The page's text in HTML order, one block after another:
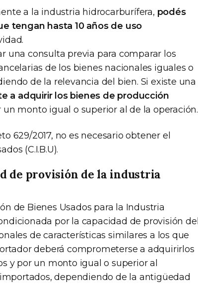
a la industria hidrocarburífera, podés
tengan hasta 10 años de uso
una consulta previa para comparar los
de los bienes nacionales iguales o
de la relevancia del bien. Si existe una
a adquirir los bienes de producción
un monto igual o superior al de la operación.
629/2017, no es necesario obtener el
(C.I.B.U).
de provisión de la industria
de Bienes Usados para la Industria
por la capacidad de provisión del
de características similares a los que
deberá comprometerse a adquirirlos
y por un monto igual o superior al
dependiendo de la antigüedad